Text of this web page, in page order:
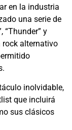
en la industria
una serie de
“Thunder” y
rock alternativo
inolvidable,
que incluirá
sus clásicos